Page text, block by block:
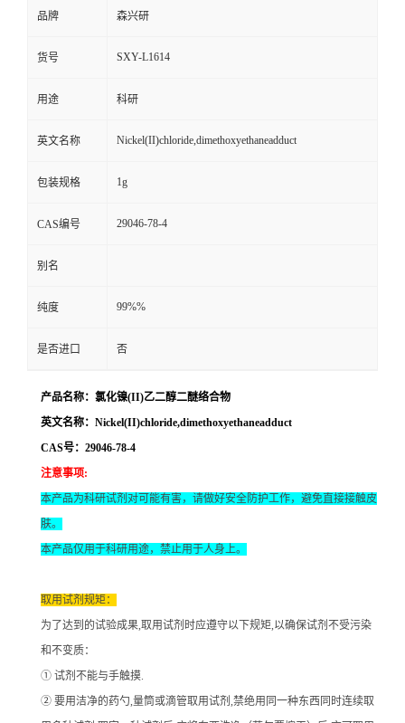
品牌 森兴研
货号 SXY-L1614
用途 科研
英文名称 Nickel(II)chloride,dimethoxyethaneadduct
包装规格 1g
CAS编号 29046-78-4
别名
纯度 99%%
是否进口 否
产品名称：氯化镍(II)乙二醇二醚络合物
英文名称：Nickel(II)chloride,dimethoxyethaneadduct
CAS号：29046-78-4
注意事项:
本产品为科研试剂对可能有害，请做好安全防护工作，避免直接接触皮
肤。
本产品仅用于科研用途，禁止用于人身上。
取用试剂规矩：
为了达到的试验成果,取用试剂时应遵守以下规矩,以确保试剂不受污染
和不变质：
① 试剂不能与手触摸.
② 要用洁净的药勺,量筒或滴管取用试剂,禁绝用同一种东西同时连续取